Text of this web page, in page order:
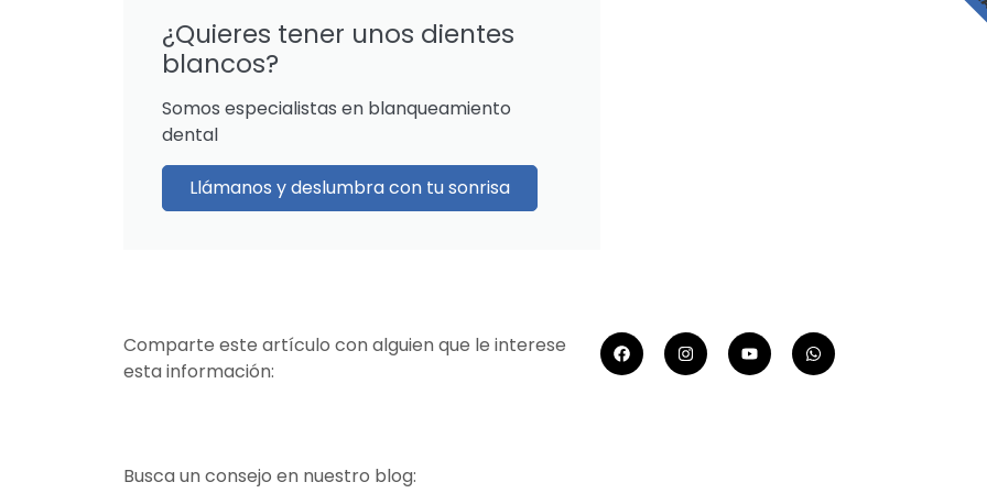
¿Quieres tener unos dientes
blancos?
Somos especialistas en blanqueamiento
dental
Llámanos y deslumbra con tu sonrisa
Comparte este artículo con alguien que le interese
esta información:
Busca un consejo en nuestro blog: